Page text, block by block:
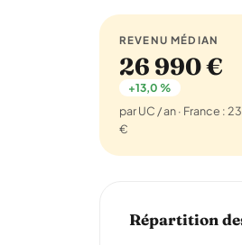
REVENU MÉDIAN
26 990 €
+13,0 %
par UC / an · France :
€
Répartition